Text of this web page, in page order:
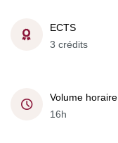
ECTS
3 crédits
Volume horaire
16h